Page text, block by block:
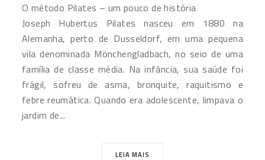
O método Pilates – um pouco de história
Joseph Hubertus Pilates nasceu em 1880 na
Alemanha, perto de Dusseldorf, em uma pequena
vila denominada Mönchengladbach, no seio de uma
família de classe média. Na infância, sua saúde foi
frágil, sofreu de asma, bronquite, raquitismo e
febre reumática. Quando era adolescente, limpava o
jardim de...
LEIA MAIS